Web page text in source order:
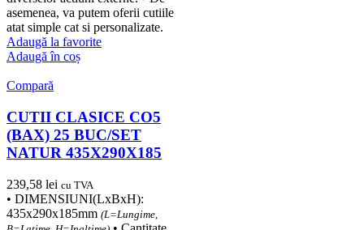
asemenea, va putem oferii cutiile
atat simple cat si personalizate.
Adaugă la favorite
Adaugă în coș
Compară
CUTII CLASICE CO5
(BAX) 25 BUC/SET
NATUR 435X290X185
239,58 lei cu TVA
• DIMENSIUNI(LxBxH):
435x290x185mm (L=Lungime,